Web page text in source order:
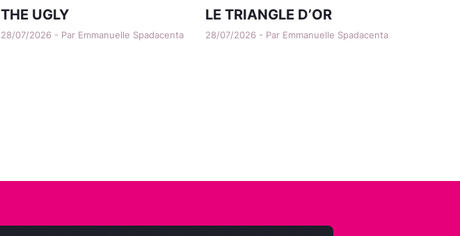
THE UGLY
28/07/2026 - Par Emmanuelle Spadacenta
LE TRIANGLE D’OR
28/07/2026 - Par Emmanuelle Spadacenta